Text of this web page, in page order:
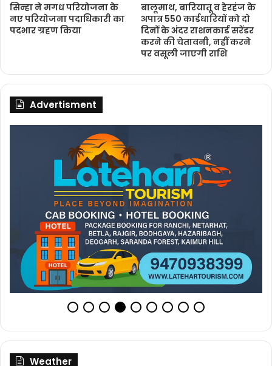
सिन्हा ने मगध परियोजना के
नए परियोजना पदाधिकारी का
पदभार ग्रहण किया
बालूमाथ, बारियातू व हेरहंज के
अपात्र 550 कार्डधारियों को दो
दिनों के अंदर राशनकार्ड सरेंडर
करने की चेतावनी, नहीं करने
पर वसूली जाएगी राशि
Advertisment
Weather